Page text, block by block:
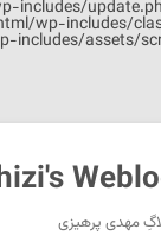
wp-includes/
assets/
مهدی پرهیزی